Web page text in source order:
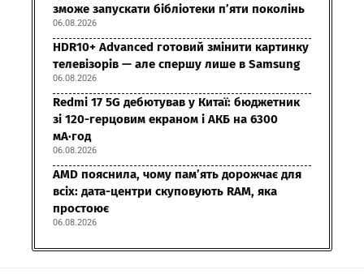
зможе запускати бібліотеки п’яти поколінь
06.08.2026
HDR10+ Advanced готовий змінити картинку
телевізорів — але спершу лише в Samsung
06.08.2026
Redmi 17 5G дебютував у Китаї: бюджетник
зі 120-герцовим екраном і АКБ на 6300
мА·год
06.08.2026
AMD пояснила, чому пам’ять дорожчає для
всіх: дата-центри скуповують RAM, яка
простоює
06.08.2026